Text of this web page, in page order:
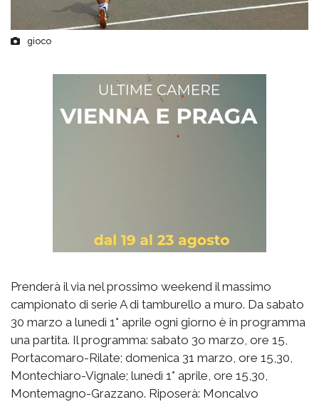
gioco
Prenderà il via nel prossimo weekend il massimo
campionato di serie A di tamburello a muro. Da sabato
30 marzo a lunedì 1° aprile ogni giorno è in programma
una partita. Il programma: sabato 3o marzo, ore 15,
Portacomaro-Rilate; domenica 31 marzo, ore 15,30,
Montechiaro-Vignale; lunedì 1° aprile, ore 15,30,
Montemagno-Grazzano. Riposerà: Moncalvo